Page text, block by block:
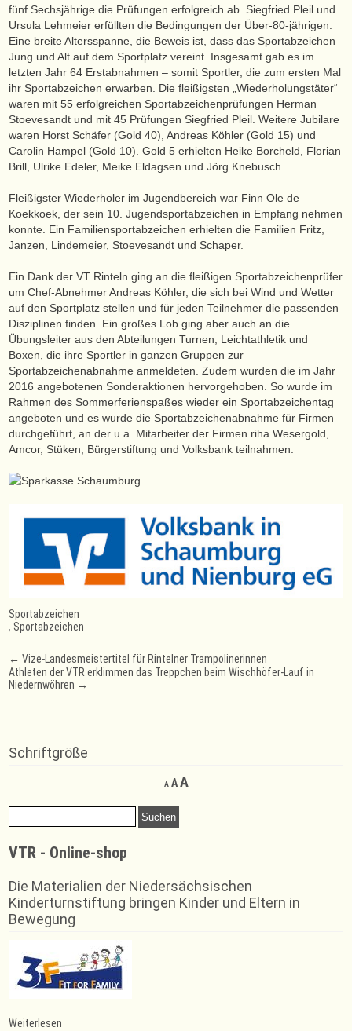
fünf Sechsjährige die Prüfungen erfolgreich ab. Siegfried Pleil und
Ursula Lehmeier erfüllten die Bedingungen der Über-80-jährigen.
Eine breite Altersspanne, die Beweis ist, dass das Sportabzeichen
Jung und Alt auf dem Sportplatz vereint. Insgesamt gab es im
letzten Jahr 64 Erstabnahmen – somit Sportler, die zum ersten Mal
ihr Sportabzeichen erwarben. Die fleißigsten „Wiederholungstäter“
waren mit 55 erfolgreichen Sportabzeichenprüfungen Herman
Stoevesandt und mit 45 Prüfungen Siegfried Pleil. Weitere Jubilare
waren Horst Schäfer (Gold 40), Andreas Köhler (Gold 15) und
Carolin Hampel (Gold 10). Gold 5 erhielten Heike Borcheld, Florian
Brill, Ulrike Edeler, Meike Eldagsen und Jörg Knebusch.
Fleißigster Wiederholer im Jugendbereich war Finn Ole de
Koekkoek, der sein 10. Jugendsportabzeichen in Empfang nehmen
konnte. Ein Familiensportabzeichen erhielten die Familien Fritz,
Janzen, Lindemeier, Stoevesandt und Schaper.
Ein Dank der VT Rinteln ging an die fleißigen Sportabzeichenprüfer
um Chef-Abnehmer Andreas Köhler, die sich bei Wind und Wetter
auf den Sportplatz stellen und für jeden Teilnehmer die passenden
Disziplinen finden. Ein großes Lob ging aber auch an die
Übungsleiter aus den Abteilungen Turnen, Leichtathletik und
Boxen, die ihre Sportler in ganzen Gruppen zur
Sportabzeichenabnahme anmeldeten. Zudem wurden die im Jahr
2016 angebotenen Sonderaktionen hervorgehoben. So wurde im
Rahmen des Sommerferienspaßes wieder ein Sportabzeichentag
angeboten und es wurde die Sportabzeichenabnahme für Firmen
durchgeführt, an der u.a. Mitarbeiter der Firmen riha Wesergold,
Amcor, Stüken, Bürgerstiftung und Volksbank teilnahmen.
Sportabzeichen
, Sportabzeichen
Post
navigation
← Vize-Landesmeistertitel für Rintelner Trampolinerinnen
Athleten der VTR erklimmen das Treppchen beim Wischhöfer-Lauf in
Niedernwöhren →
Schriftgröße
A
Decrease
font
AReset
size.
AIncrease
Suchen
nach:
VTR - Online-shop
Die Materialien der Niedersächsischen
Kinderturnstiftung bringen Kinder und Eltern in
Bewegung
Weiterlesen